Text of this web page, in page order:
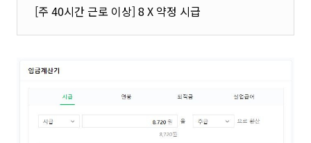
[주 40시간 근로 이상] 8 X 약정 시급